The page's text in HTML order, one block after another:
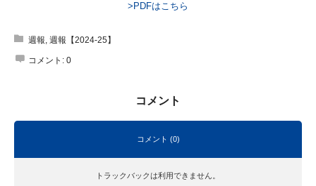
>PDFはこちら
週報, 週報【2024-25】
コメント: 0
コメント
コメント (0)
トラックバックは利用できません。